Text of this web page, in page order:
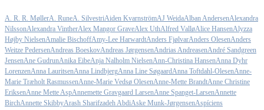
A. R. R. MøllerA. RuneA. SilvestriAiden KvarnströmAJ WeidaAlban AndersenAlexandra
NilssonAlexandra VintherAlex Mangor GraveAlex UthAlfred ValløAlice HansenAlyzza
Højby NielsenAmalie BischoffAmy-Lee HarwardtAnders FjølvarAnders OlesenAnders
Weitze PedersenAndreas BoeskovAndreas JørgensenAndrias AndreasenAndré Sandgreen
JensenAne GudrunAnika EibeAnja Nalholm NielsenAnn-Christina HansenAnna Dyhr
LorenzenAnna LauritsenAnna LindbjergAnna Line SøgaardAnna Toftdahl-OlesenAnne-
Marie Træholt RasmussenAnne-Marie Vedsø OlesenAnne-Mette BrandtAnne Christine
EriksenAnne Mette AspAnnemette Gravgaard LarsenAnne Spanget-LarsenAnnette
BirchAnnette SkibbyArash Sharifzadeh AbdiAske Munk-JørgensenAspíciens